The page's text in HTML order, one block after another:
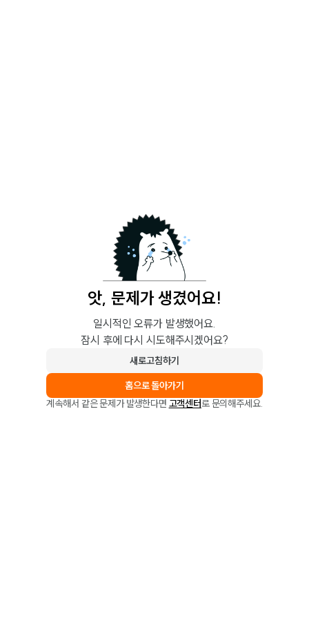
앗, 문제가 생겼어요!
일시적인 오류가 발생했어요.
잠시 후에 다시 시도해주시겠어요?
새로고침하기
홈으로 돌아가기
계속해서 같은 문제가 발생한다면 고객센터로 문의해주세요.